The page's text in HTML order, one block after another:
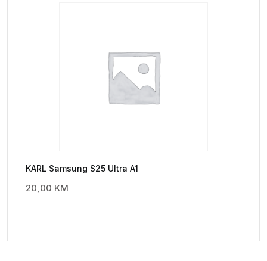
KARL Samsung S25 Ultra A1
20,00 KM